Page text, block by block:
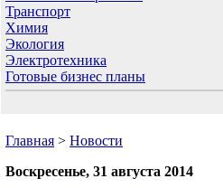
Транспорт
Химия
Экология
Электротехника
Готовые бизнес планы
Главная > Новости
Воскресенье, 31 августа 2014